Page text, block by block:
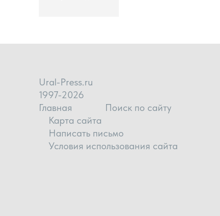
Ural-Press.ru
1997-2026
Главная
Поиск по сайту
Карта сайта
Написать письмо
Условия использования сайта